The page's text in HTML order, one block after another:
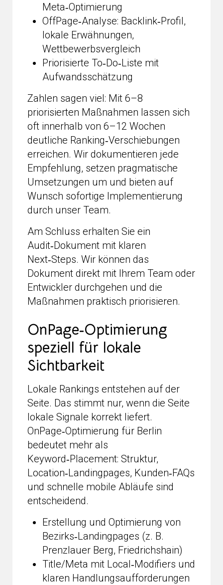
Meta‑Optimierung
OffPage‑Analyse: Backlink‑Profil,
lokale Erwähnungen,
Wettbewerbsvergleich
Priorisierte To‑Do‑Liste mit
Aufwandsschätzung
Zahlen sagen viel: Mit 6–8
priorisierten Maßnahmen lassen sich
oft innerhalb von 6–12 Wochen
deutliche Ranking‑Verschiebungen
erreichen. Wir dokumentieren jede
Empfehlung, setzen pragmatische
Umsetzungen um und bieten auf
Wunsch sofortige Implementierung
durch unser Team.
Am Schluss erhalten Sie ein
Audit‑Dokument mit klaren
Next‑Steps. Wir können das
Dokument direkt mit Ihrem Team oder
Entwickler durchgehen und die
Maßnahmen praktisch priorisieren.
OnPage‑Optimierung
speziell für lokale
Sichtbarkeit
Lokale Rankings entstehen auf der
Seite. Das stimmt nur, wenn die Seite
lokale Signale korrekt liefert.
OnPage‑Optimierung für Berlin
bedeutet mehr als
Keyword‑Placement: Struktur,
Location‑Landingpages, Kunden‑FAQs
und schnelle mobile Abläufe sind
entscheidend.
Erstellung und Optimierung von
Bezirks‑Landingpages (z. B.
Prenzlauer Berg, Friedrichshain)
Title/Meta mit Local‑Modifiers und
klaren Handlungsaufforderungen